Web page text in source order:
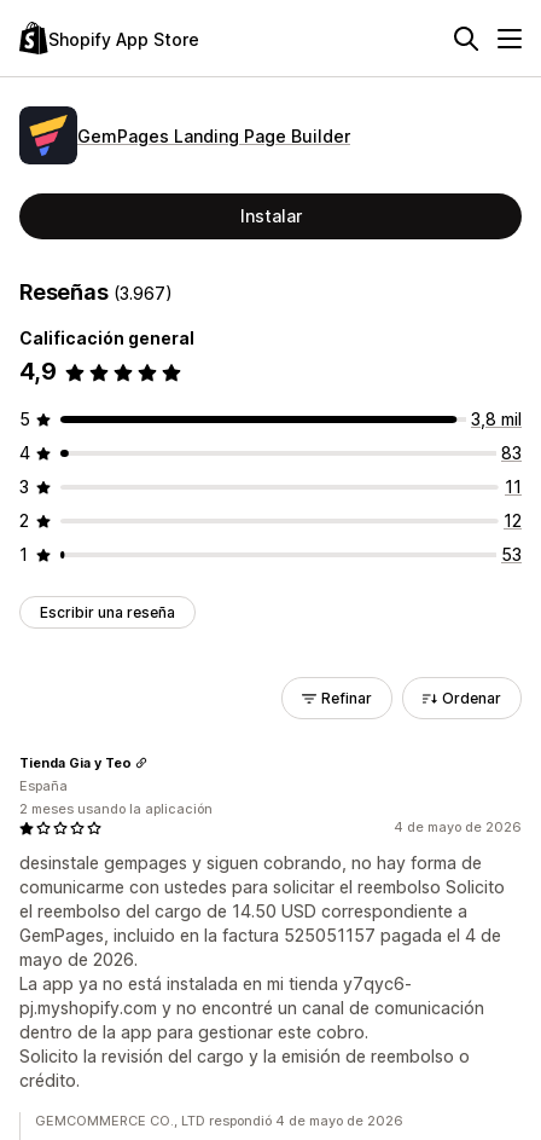
Shopify App Store
GemPages Landing Page Builder
Instalar
Reseñas (3.967)
Calificación general
4,9
5
3,8 mil
4
83
3
11
2
12
1
53
Escribir una reseña
Refinar Ordenar
4 de mayo de 2026
desinstale gempages y siguen cobrando, no hay forma de
comunicarme con ustedes para solicitar el reembolso Solicito
el reembolso del cargo de 14.50 USD correspondiente a
GemPages, incluido en la factura 525051157 pagada el 4 de
mayo de 2026.
La app ya no está instalada en mi tienda y7qyc6-
pj.myshopify.com y no encontré un canal de comunicación
dentro de la app para gestionar este cobro.
Solicito la revisión del cargo y la emisión de reembolso o
crédito.
Tienda Gia y Teo
España
2 meses usando la aplicación
GEMCOMMERCE CO., LTD respondió 4 de mayo de 2026